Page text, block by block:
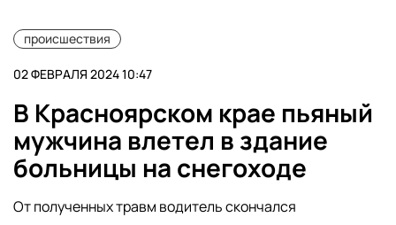
происшествия
02 ФЕВРАЛЯ 2024 10:47
В Красноярском крае пьяный
мужчина влетел в здание
больницы на снегоходе
От полученных травм водитель скончался